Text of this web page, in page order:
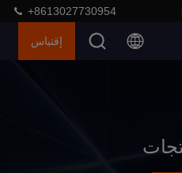
+8613027730954
إقتباس